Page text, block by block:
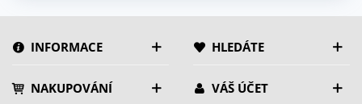
INFORMACE HLEDÁTE
NAKUPOVÁNÍ VÁŠ ÚČET